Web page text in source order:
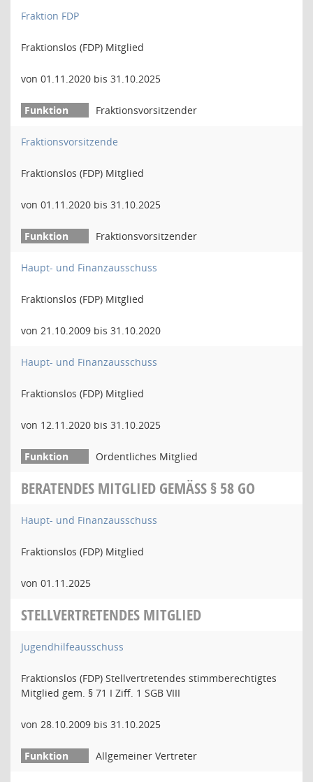
Fraktion FDP
Fraktionslos (FDP) Mitglied
von 01.11.2020 bis 31.10.2025
Fraktionsvorsitzender
Fraktionsvorsitzende
Fraktionslos (FDP) Mitglied
von 01.11.2020 bis 31.10.2025
Fraktionsvorsitzender
Haupt- und Finanzausschuss
Fraktionslos (FDP) Mitglied
von 21.10.2009 bis 31.10.2020
Haupt- und Finanzausschuss
Fraktionslos (FDP) Mitglied
von 12.11.2020 bis 31.10.2025
Ordentliches Mitglied
BERATENDES MITGLIED GEMÄSS § 58 GO
Haupt- und Finanzausschuss
Fraktionslos (FDP) Mitglied
von 01.11.2025
STELLVERTRETENDES MITGLIED
Jugendhilfeausschuss
Fraktionslos (FDP) Stellvertretendes stimmberechtigtes
Mitglied gem. § 71 I Ziff. 1 SGB VIII
von 28.10.2009 bis 31.10.2025
Allgemeiner Vertreter